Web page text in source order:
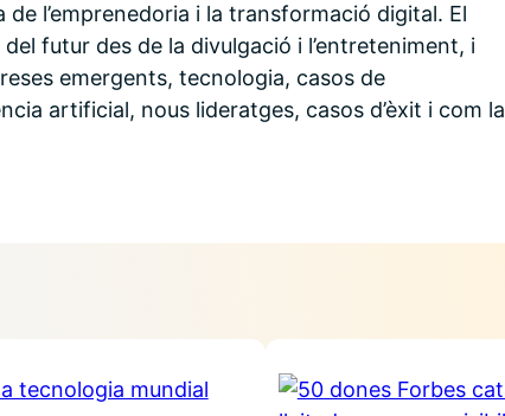
de l’emprenedoria i la transformació digital. El
futur des de la divulgació i l’entreteniment, i
emergents, tecnologia, casos de
artificial, nous lideratges, casos d’èxit i com la